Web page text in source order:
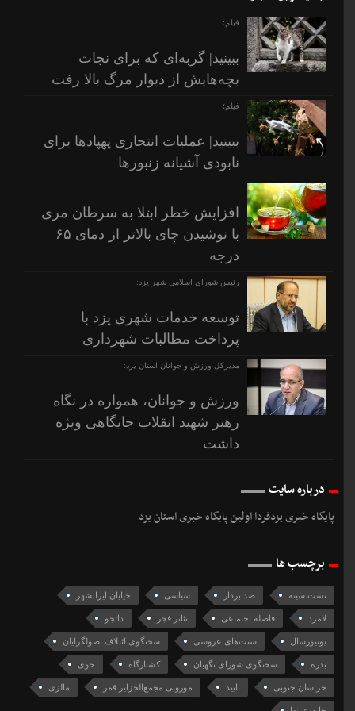
فیلم؛
ببینید| گربه‌ای که برای نجات
بچه‌هایش از دیوار مرگ بالا رفت
فیلم؛
ببینید| عملیات انتحاری پهپادها برای
نابودی آشیانه زنبورها
افزایش خطر ابتلا به سرطان مری
با نوشیدن چای بالاتر از دمای ۶۵
درجه
رئیس شورای اسلامی شهر یزد:
توسعه خدمات شهری یزد با
پرداخت مطالبات شهرداری
مدیرکل ورزش و جوانان استان یزد:
ورزش و جوانان، همواره در نگاه
رهبر شهید انقلاب جایگاهی ویژه
داشت
درباره سایت
پایگاه خبری یزدفردا اولین پایگاه خبری استان یزد
برچسب ها
تست سینه صدابردار سیاسی خیابان ایرانشهر
لامرد فاصله اجتماعی تئاتر فجر دائجو
یونیورسال سنت‌های عروسی سخنگوی ائتلاف اصولگرایان
بدره سخنگوی شورای نگهبان کشتارگاه خوی
خراسان جنوبی تایید مورونی مجمع‌الجزایر قمر مالزی